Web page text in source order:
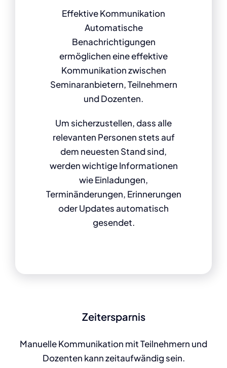
Effektive Kommunikation
Automatische
Benachrichtigungen
ermöglichen eine effektive
Kommunikation zwischen
Seminaranbietern, Teilnehmern
und Dozenten.
Um sicherzustellen, dass alle
relevanten Personen stets auf
dem neuesten Stand sind,
werden wichtige Informationen
wie Einladungen,
Terminänderungen, Erinnerungen
oder Updates automatisch
gesendet.
Zeitersparnis
Manuelle Kommunikation mit Teilnehmern und
Dozenten kann zeitaufwändig sein.